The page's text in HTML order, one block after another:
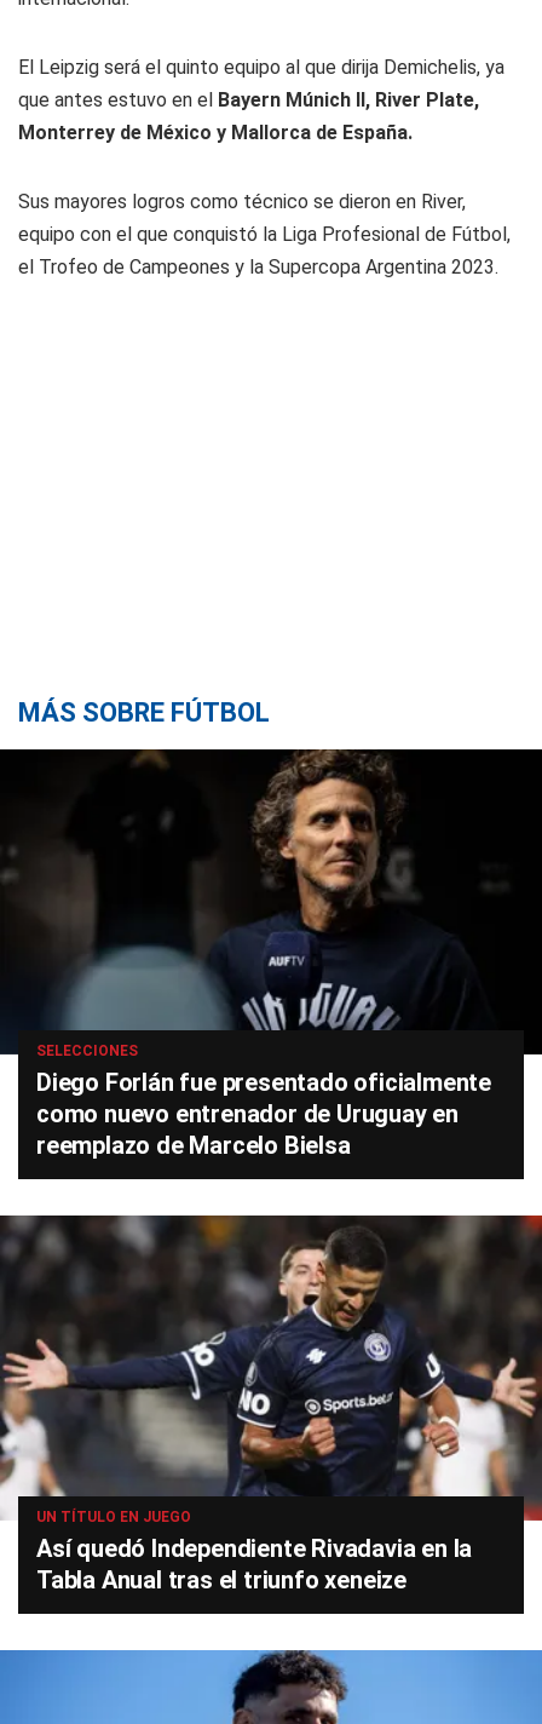
El Leipzig será el quinto equipo al que dirija Demichelis, ya
que antes estuvo en el Bayern Múnich II, River Plate,
Monterrey de México y Mallorca de España.
Sus mayores logros como técnico se dieron en River,
equipo con el que conquistó la Liga Profesional de Fútbol,
el Trofeo de Campeones y la Supercopa Argentina 2023.
MÁS SOBRE FÚTBOL
SELECCIONES
Diego Forlán fue presentado oficialmente
como nuevo entrenador de Uruguay en
reemplazo de Marcelo Bielsa
UN TÍTULO EN JUEGO
Así quedó Independiente Rivadavia en la
Tabla Anual tras el triunfo xeneize